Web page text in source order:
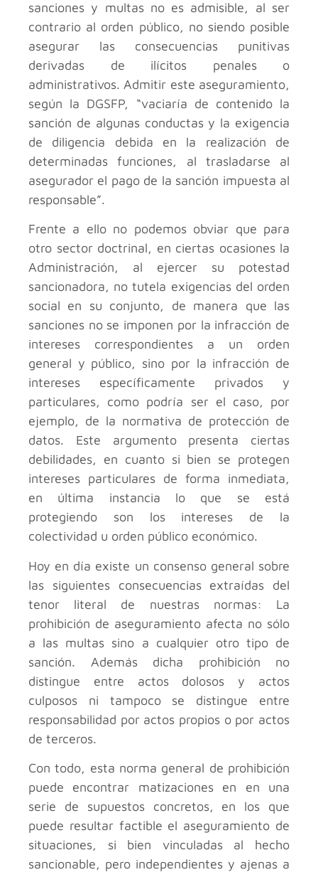
sanciones y multas no es admisible, al ser
contrario al orden público, no siendo posible
asegurar las consecuencias punitivas
derivadas de ilícitos penales o
administrativos. Admitir este aseguramiento,
según la DGSFP, “vaciaría de contenido la
sanción de algunas conductas y la exigencia
de diligencia debida en la realización de
determinadas funciones, al trasladarse al
asegurador el pago de la sanción impuesta al
responsable”.
Frente a ello no podemos obviar que para
otro sector doctrinal, en ciertas ocasiones la
Administración, al ejercer su potestad
sancionadora, no tutela exigencias del orden
social en su conjunto, de manera que las
sanciones no se imponen por la infracción de
intereses correspondientes a un orden
general y público, sino por la infracción de
intereses específicamente privados y
particulares, como podría ser el caso, por
ejemplo, de la normativa de protección de
datos. Este argumento presenta ciertas
debilidades, en cuanto si bien se protegen
intereses particulares de forma inmediata,
en última instancia lo que se está
protegiendo son los intereses de la
colectividad u orden público económico.
Hoy en día existe un consenso general sobre
las siguientes consecuencias extraídas del
tenor literal de nuestras normas: La
prohibición de aseguramiento afecta no sólo
a las multas sino a cualquier otro tipo de
sanción. Además dicha prohibición no
distingue entre actos dolosos y actos
culposos ni tampoco se distingue entre
responsabilidad por actos propios o por actos
de terceros.
Con todo, esta norma general de prohibición
puede encontrar matizaciones en en una
serie de supuestos concretos, en los que
puede resultar factible el aseguramiento de
situaciones, si bien vinculadas al hecho
sancionable, pero independientes y ajenas a